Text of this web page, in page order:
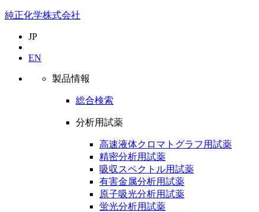
純正化学株式会社
JP
EN
製品情報
総合検索
分析用試薬
高速液体クロマトグラフ用試薬
精密分析用試薬
吸収スペクトル用試薬
有害金属分析用試薬
原子吸光分析用試薬
蛍光分析用試薬